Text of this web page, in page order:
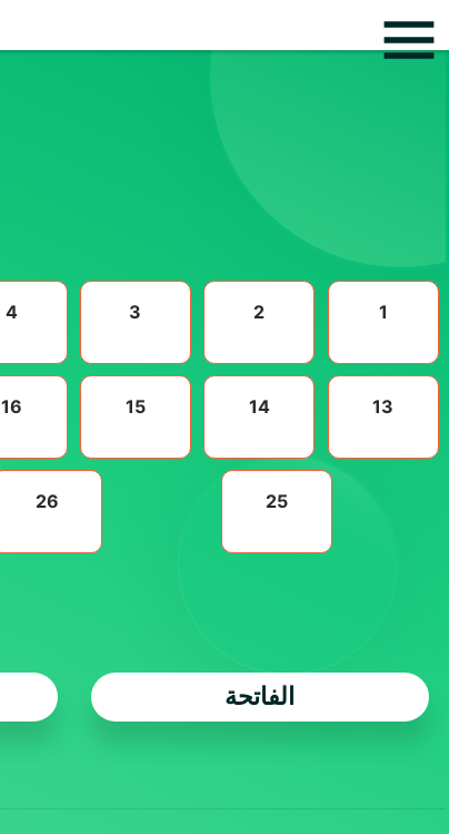
1
2
3
4
13
14
15
16
25
26
الفاتحة